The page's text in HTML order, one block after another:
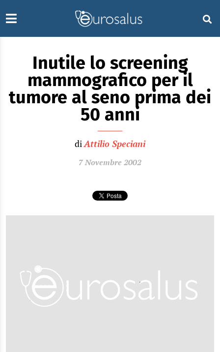
Inutile lo screening
mammografico per il
tumore al seno prima dei
50 anni
diAttilio Speciani
7 Novembre 2002